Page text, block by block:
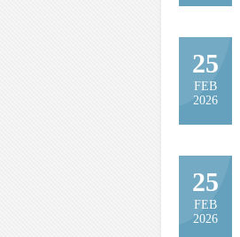
25
FEB
2026
25
FEB
2026